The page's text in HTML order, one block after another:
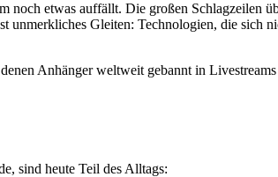
noch etwas auffällt. Die großen Schlagzeilen
unmerkliches Gleiten: Technologien, die
Anhänger weltweit gebannt in
sind heute Teil des Alltags: